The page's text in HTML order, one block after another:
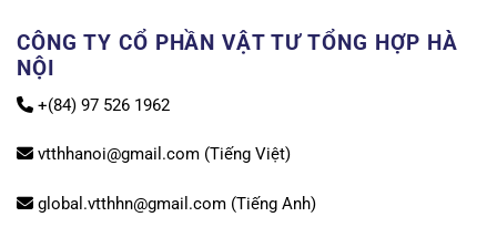
CÔNG TY CỔ PHẦN VẬT TƯ TỔNG HỢP HÀ
NỘI
+(84) 97 526 1962
vtthhanoi@gmail.com (Tiếng Việt)
global.vtthhn@gmail.com (Tiếng Anh)